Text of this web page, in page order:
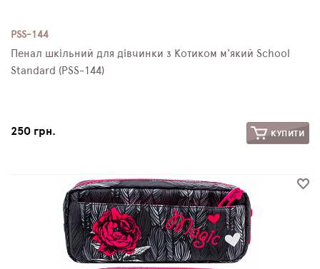
PSS-144
Пенал шкільний для дівчинки з Котиком м'який School
Standard (PSS-144)
250 грн. КУПИТИ